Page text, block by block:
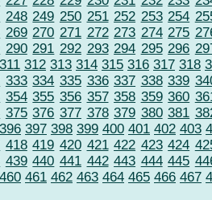
248 249 250 251 252 253 254
269 270 271 272 273 274 275
290 291 292 293 294 295 296
311 312 313 314 315 316 317 318
333 334 335 336 337 338 339
354 355 356 357 358 359 360
375 376 377 378 379 380 381
396 397 398 399 400 401 402 403
418 419 420 421 422 423 424
439 440 441 442 443 444 445
460 461 462 463 464 465 466 467